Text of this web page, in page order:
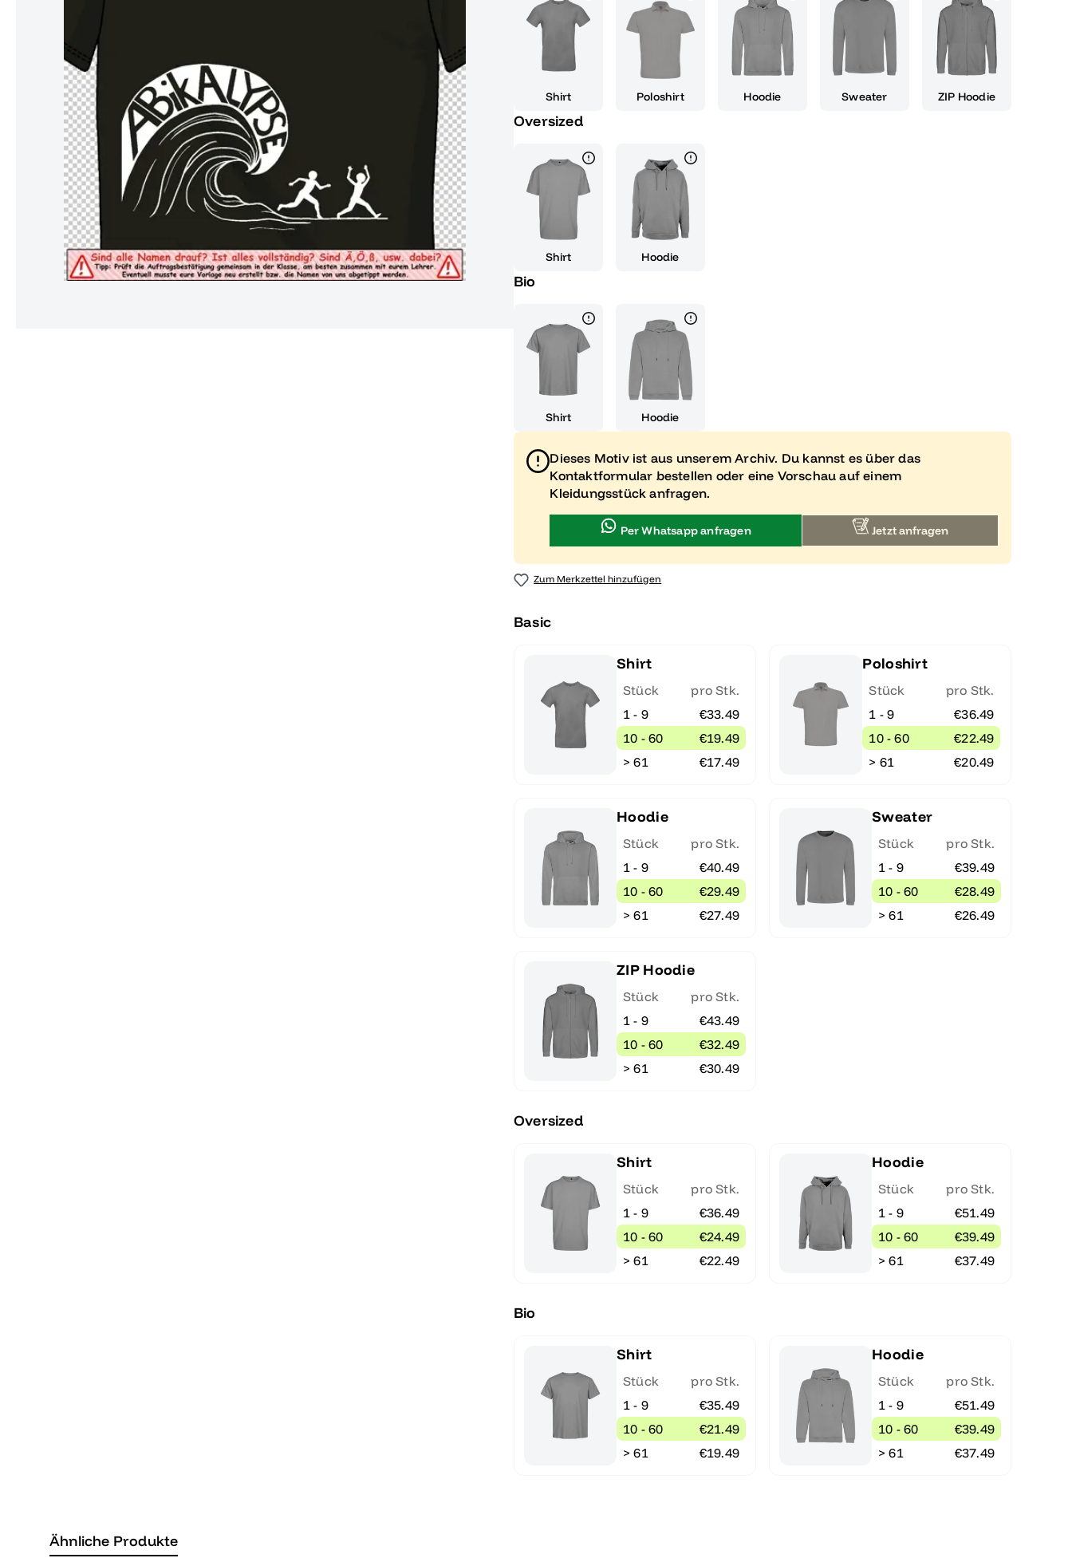
ob du auf der offiziellen Abi-Feier glänzen oder einfach nur im Alltag deinen
individuellen Stil zeigen möchtest, dieses Shirt ist das perfekte Outfit für dich.
Es unterstreicht deine Persönlichkeit und zeigt, dass du bereit bist, nach dem
Abi die Welt zu erobern. Das weiche, hochwertige Material sorgt für
maximalen Komfort, während der moderne Schnitt eine optimale Passform
Schulzeit mit einem unverkennbaren Look, der sowohl zu lässigen als auch zu
festlichen Anlässen passt. Mach mit dem 'Abikalypse' Shirt ein klares
Statement, dass du bereit bist für alles, was nach dem Abschluss kommt.
Dieses Shirt ist das ideale Geschenk für dich selbst oder für Freunde, die
ebenfalls ihren Abschluss feiern. Trage es mit Stolz und zeige der Welt, dass du
Teil einer besonderen Generation bist."
Shirt Poloshirt Hoodie Sweater ZIP Hoodie
Oversized
Shirt Hoodie
Bio
Shirt Hoodie
Dieses Motiv ist aus unserem Archiv. Du kannst es über das
Kontaktformular bestellen oder eine Vorschau auf einem
Kleidungsstück anfragen.
Per Whatsapp anfragen Jetzt anfragen
Zum Merkzettel hinzufügen
Basic
Shirt
Stück
pro Stk.
1 - 9
€33.49
10 - 60
€19.49
> 61
€17.49
Poloshirt
Stück
pro Stk.
1 - 9
€36.49
10 - 60
€22.49
> 61
€20.49
Hoodie
Stück
pro Stk.
1 - 9
€40.49
10 - 60
€29.49
> 61
€27.49
Sweater
Stück
pro Stk.
1 - 9
€39.49
10 - 60
€28.49
> 61
€26.49
ZIP Hoodie
Stück
pro Stk.
1 - 9
€43.49
10 - 60
€32.49
> 61
€30.49
Oversized
Shirt
Stück
pro Stk.
1 - 9
€36.49
10 - 60
€24.49
> 61
€22.49
Hoodie
Stück
pro Stk.
1 - 9
€51.49
10 - 60
€39.49
> 61
€37.49
Bio
Shirt
Stück
pro Stk.
1 - 9
€35.49
10 - 60
€21.49
> 61
€19.49
Hoodie
Stück
pro Stk.
1 - 9
€51.49
10 - 60
€39.49
> 61
€37.49
Ähnliche Produkte